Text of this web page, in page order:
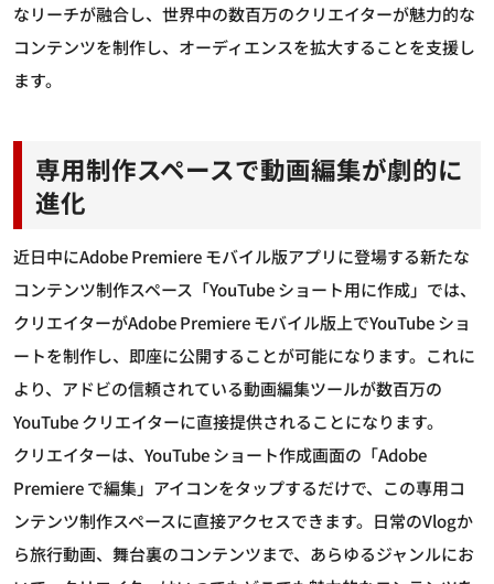
なリーチが融合し、世界中の数百万のクリエイターが魅力的な
コンテンツを制作し、オーディエンスを拡大することを支援し
ます。
専用制作スペースで動画編集が劇的に
進化
近日中にAdobe Premiere モバイル版アプリに登場する新たな
コンテンツ制作スペース「YouTube ショート用に作成」では、
クリエイターがAdobe Premiere モバイル版上でYouTube ショ
ートを制作し、即座に公開することが可能になります。これに
より、アドビの信頼されている動画編集ツールが数百万の
YouTube クリエイターに直接提供されることになります。
クリエイターは、YouTube ショート作成画面の「Adobe
Premiere で編集」アイコンをタップするだけで、この専用コ
ンテンツ制作スペースに直接アクセスできます。日常のVlogか
ら旅行動画、舞台裏のコンテンツまで、あらゆるジャンルにお